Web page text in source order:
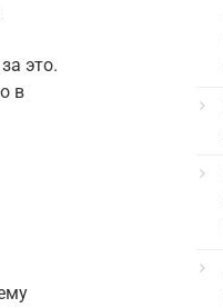
это.
в